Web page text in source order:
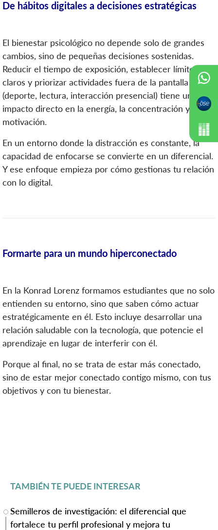
De hábitos digitales a decisiones estratégicas
El bienestar psicológico no depende solo de grandes
cambios, sino de pequeñas decisiones sostenidas.
Reducir el tiempo de exposición, establecer límites
claros y priorizar actividades fuera de la pantalla
(deporte, lectura, interacción presencial) tiene un
impacto directo en la energía, la concentración y la
motivación.
En un entorno donde la distracción es constante, la
capacidad de enfocarse se convierte en un diferencial.
Y ese enfoque empieza por cómo gestionas tu relación
con lo digital.
Formarte para un mundo hiperconectado
En la Konrad Lorenz formamos estudiantes que no solo
entienden su entorno, sino que saben cómo actuar
estratégicamente en él. Esto incluye desarrollar una
relación saludable con la tecnología, que potencie el
aprendizaje en lugar de interferir con él.
Porque al final, no se trata de estar más conectado,
sino de estar mejor conectado contigo mismo, con tus
objetivos y con tu bienestar.
TAMBIÉN TE PUEDE INTERESAR
Semilleros de investigación: el diferencial que
fortalece tu perfil profesional y mejora tu